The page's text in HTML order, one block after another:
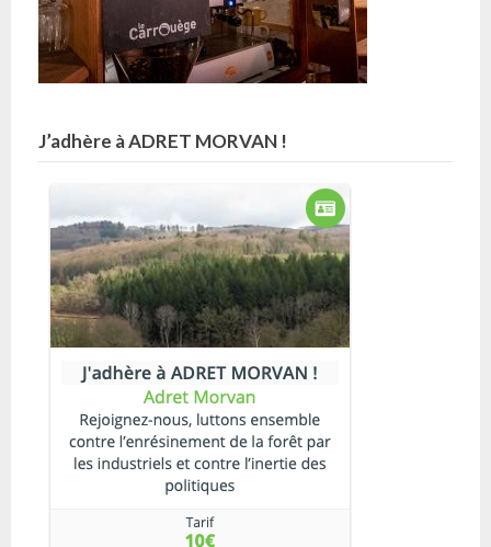
J’adhère à ADRET MORVAN !